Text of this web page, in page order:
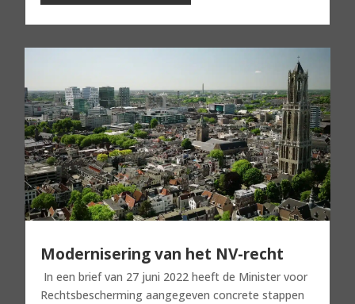
Modernisering van het NV-recht
In een brief van 27 juni 2022 heeft de Minister voor
Rechtsbescherming aangegeven concrete stappen